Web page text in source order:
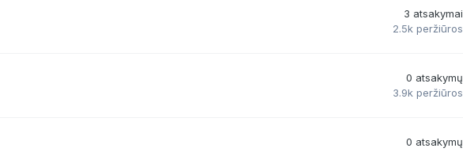
3 atsakymai
2.5k peržiūros
0 atsakymų
3.9k peržiūros
0 atsakymų